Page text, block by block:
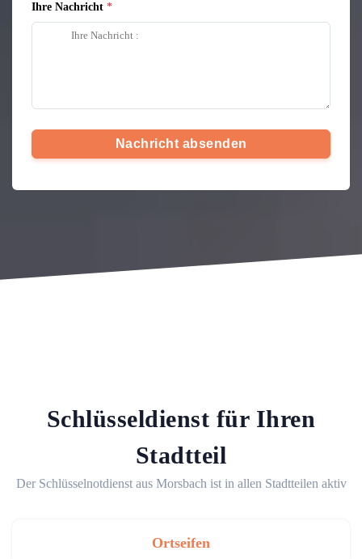
Ihre Nachricht
Nachricht absenden
Schlüsseldienst für Ihren
Stadtteil
Der Schlüsselnotdienst aus Morsbach ist in allen Stadtteilen aktiv
Ortseifen